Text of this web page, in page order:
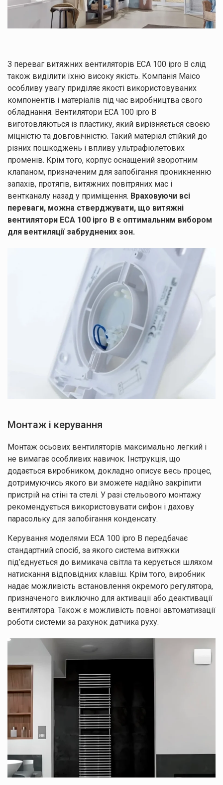
З переваг витяжних вентиляторів ECA 100 ipro B слід
також виділити їхню високу якість. Компанія Maico
особливу увагу приділяє якості використовуваних
компонентів і матеріалів під час виробництва свого
обладнання. Вентилятори ECA 100 ipro B
виготовляються із пластику, який вирізняється своєю
міцністю та довговічністю. Такий матеріал стійкий до
різних пошкоджень і впливу ультрафіолетових
променів. Крім того, корпус оснащений зворотним
клапаном, призначеним для запобігання проникненню
запахів, протягів, витяжних повітряних мас і
вентканалу назад у приміщення. Враховуючи всі
переваги, можна стверджувати, що витяжні
вентилятори ECA 100 ipro B є оптимальним вибором
для вентиляції забруднених зон.
Монтаж і керування
Монтаж осьових вентиляторів максимально легкий і
не вимагає особливих навичок. Інструкція, що
додається виробником, докладно описує весь процес,
дотримуючись якого ви зможете надійно закріпити
пристрій на стіні та стелі. У разі стельового монтажу
рекомендується використовувати сифон і дахову
парасольку для запобігання конденсату.
Керування моделями ECA 100 ipro B передбачає
стандартний спосіб, за якого система витяжки
під’єднується до вимикача світла та керується шляхом
натискання відповідних клавіш. Крім того, виробник
надає можливість встановлення окремого регулятора,
призначеного виключно для активації або деактивації
вентилятора. Також є можливість повної автоматизації
роботи системи за рахунок датчика руху.
Дякуємо
за заявку!
Ваші дані
успішно
надіслані!
Залишайте заявку
Натискаючи кнопку “Надіслати”, ви погоджуєтесь з Правилами обробки
персональних даних